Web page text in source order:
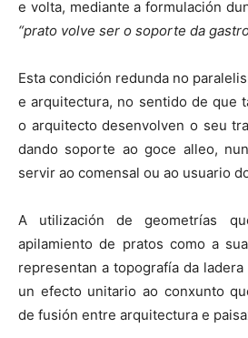
e volta, mediante a formulación
“prato volve ser o soporte da
Esta condición redunda no
e arquitectura, no sentido de que
o arquitecto desenvolven o seu
dando soporte ao goce alleo,
servir ao comensal ou ao usuario
A utilización de geometrías
apilamiento de pratos como a
representan a topografía da
un efecto unitario ao conxunto
de fusión entre arquitectura e